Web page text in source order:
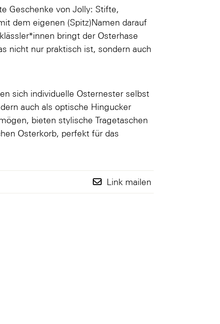
Geschenke von Jolly: Stifte,
dem eigenen (Spitz)Namen darauf
bringt der Osterhase
nicht nur praktisch ist, sondern auch
sich individuelle Osternester selbst
auch als optische Hingucker
bieten stylische Tragetaschen
Osterkorb, perfekt für das
Link mailen